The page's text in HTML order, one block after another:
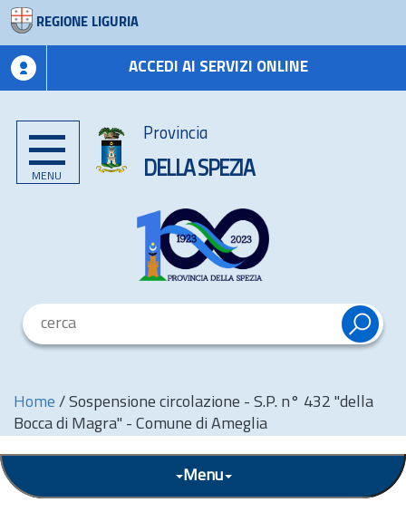
REGIONE LIGURIA
ACCEDI AI SERVIZI ONLINE
MENU
Provincia
DELLA SPEZIA
Home / Sospensione circolazione - S.P. n° 432 "della
Bocca di Magra" - Comune di Ameglia
Menu